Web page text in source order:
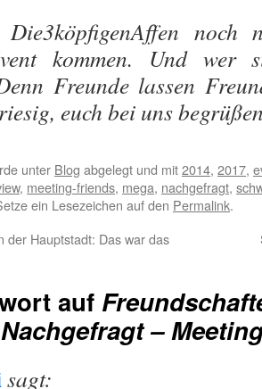
noch
kommen. Und wer
Freunde lassen
euch bei uns
unter Blog abgelegt und mit2014, 2017,
, meeting-friends, mega, nachgefragt,
ein Lesezeichen auf den Permalink.
der Hauptstadt: Das war das
auf
–
sagt: